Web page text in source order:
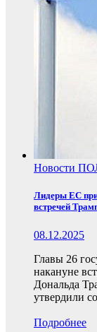
Новости
Лидеры ЕС
встречей
08.12.2025
Главы 26
накануне
Дональда
утвердили
Подробнее